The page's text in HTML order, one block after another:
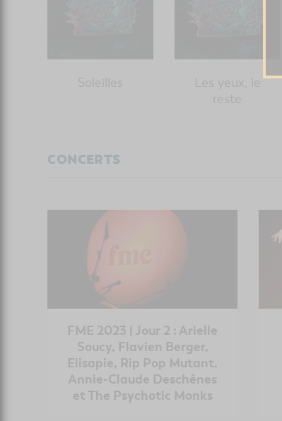
Soleilles
Les yeux, le
reste
CONCERTS
FME 2023 | Jour 2 : Arielle
Soucy, Flavien Berger,
Elisapie, Rip Pop Mutant,
Annie-Claude Deschênes
et The Psychotic Monks